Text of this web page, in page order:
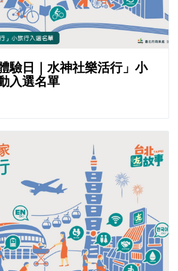
驗日｜水神社樂活行」小
入選名單